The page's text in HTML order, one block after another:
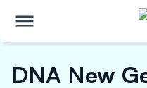
DNA New